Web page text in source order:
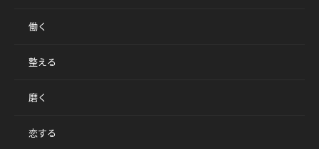
働く
整える
磨く
恋する